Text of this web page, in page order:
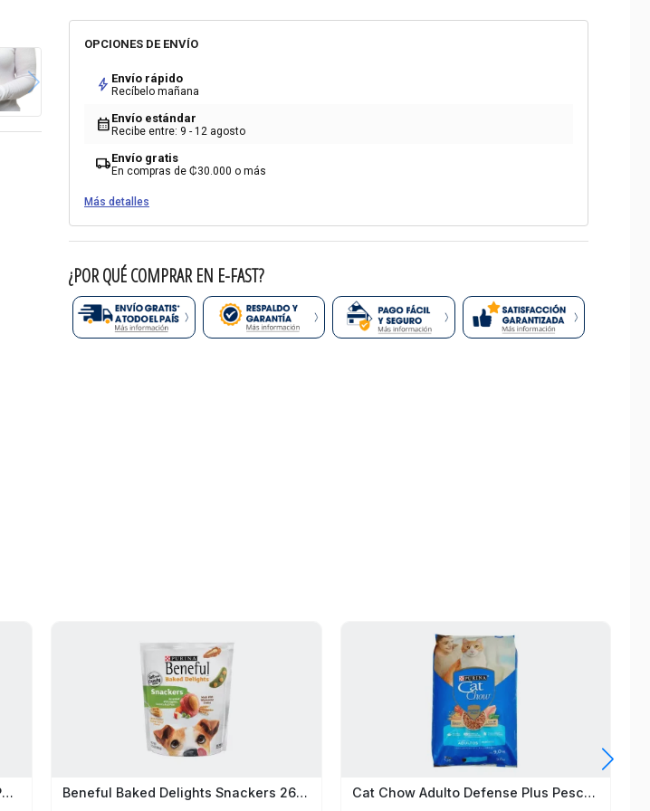
OPCIONES DE ENVÍO
bolt Envío rápido
Recíbelo mañana
calendar_month Envío estándar
Recibe entre: 9 - 12 agosto
local_shippingEnvío gratis
En compras de ₡30.000 o más
Más detalles
¿POR QUÉ COMPRAR EN E-FAST?
Golosina Cremosa Para Gato Con Pollo Waldo 60G Beneful Baked Delights Snackers 269G Cat Chow Adulto Defense Plus Pescado 9Kg